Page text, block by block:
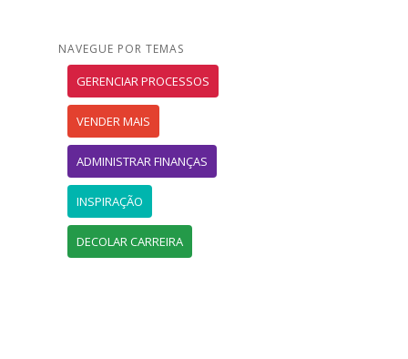
NAVEGUE POR TEMAS
GERENCIAR PROCESSOS
VENDER MAIS
ADMINISTRAR FINANÇAS
INSPIRAÇÃO
DECOLAR CARREIRA